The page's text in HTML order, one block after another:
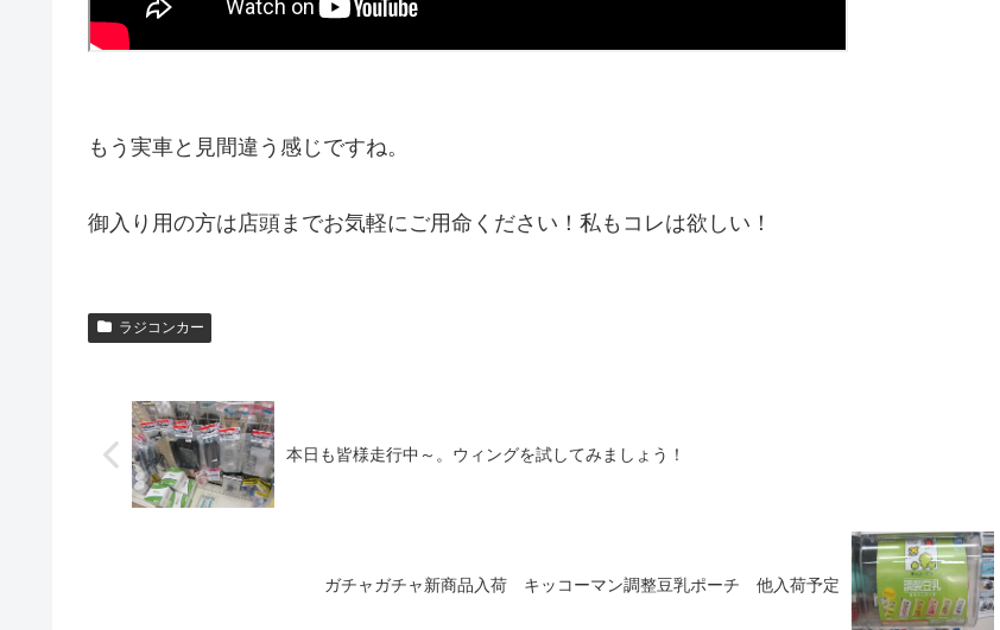
もう実車と見間違う感じですね。
御入り用の方は店頭までお気軽にご用命ください！私もコレは欲しい！
ラジコンカー
本日も皆様走行中～。ウィングを試してみましょう！
ガチャガチャ新商品入荷 キッコーマン調整豆乳ポーチ 他入荷予定